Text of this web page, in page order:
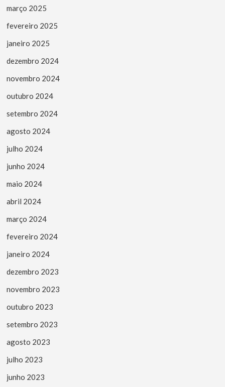
março 2025
fevereiro 2025
janeiro 2025
dezembro 2024
novembro 2024
outubro 2024
setembro 2024
agosto 2024
julho 2024
junho 2024
maio 2024
abril 2024
março 2024
fevereiro 2024
janeiro 2024
dezembro 2023
novembro 2023
outubro 2023
setembro 2023
agosto 2023
julho 2023
junho 2023